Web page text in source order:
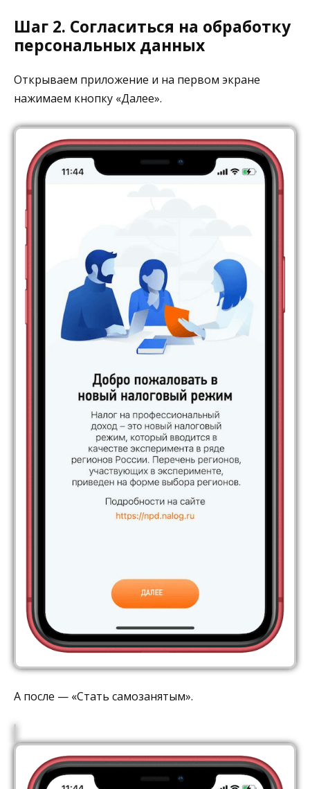
Шаг 2. Согласиться на обработку
персональных данных
Открываем приложение и на первом экране
нажимаем кнопку «Далее».
А после — «Стать самозанятым».